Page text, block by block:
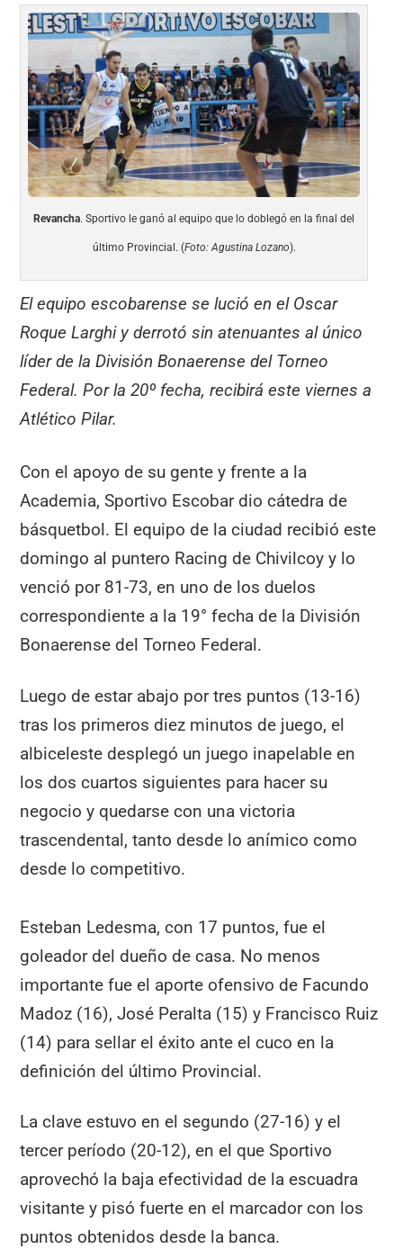
Revancha. Sportivo le ganó al equipo que lo doblegó en la final del
último Provincial. (Foto: Agustina Lozano).
El equipo escobarense se lució en el Oscar
Roque Larghi y derrotó sin atenuantes al único
líder de la División Bonaerense del Torneo
Federal. Por la 20º fecha, recibirá este viernes a
Atlético Pilar.
Con el apoyo de su gente y frente a la
Academia, Sportivo Escobar dio cátedra de
básquetbol. El equipo de la ciudad recibió este
domingo al puntero Racing de Chivilcoy y lo
venció por 81-73, en uno de los duelos
correspondiente a la 19° fecha de la División
Bonaerense del Torneo Federal.
Luego de estar abajo por tres puntos (13-16)
tras los primeros diez minutos de juego, el
albiceleste desplegó un juego inapelable en
los dos cuartos siguientes para hacer su
negocio y quedarse con una victoria
trascendental, tanto desde lo anímico como
desde lo competitivo.
Esteban Ledesma, con 17 puntos, fue el
goleador del dueño de casa. No menos
importante fue el aporte ofensivo de Facundo
Madoz (16), José Peralta (15) y Francisco Ruiz
(14) para sellar el éxito ante el cuco en la
definición del último Provincial.
La clave estuvo en el segundo (27-16) y el
tercer período (20-12), en el que Sportivo
aprovechó la baja efectividad de la escuadra
visitante y pisó fuerte en el marcador con los
puntos obtenidos desde la banca.